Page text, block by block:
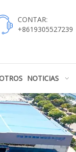
CONTAR:
+8619305527239
NOTICIAS